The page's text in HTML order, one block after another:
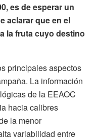
es de esperar un
aclarar que en el
la fruta cuyo destino
principales aspectos
La información
de la EEAOC
hacia calibres
la menor
variabilidad entre